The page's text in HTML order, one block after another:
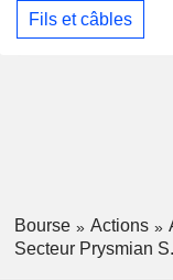
Fils et câbles
Bourse Actions
Secteur Prysmian